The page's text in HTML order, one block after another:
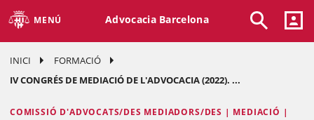
MENÚ Advocacia Barcelona
INICI
FORMACIÓ
IV CONGRÉS DE MEDIACIÓ DE L'ADVOCACIA (2022). ...
COMISSIÓ D'ADVOCATS/DES MEDIADORS/DES | MEDIACIÓ |